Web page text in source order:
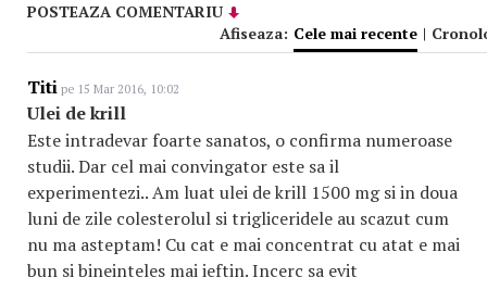
POSTEAZA COMENTARIU
Afiseaza: Cele mai recente |
Titi pe 15 Mar 2016, 10:02
Ulei de krill
Este intradevar foarte sanatos, o confirma numeroase
studii. Dar cel mai convingator este sa il
experimentezi.. Am luat ulei de krill 1500 mg si in doua
luni de zile colesterolul si trigliceridele au scazut cum
nu ma asteptam! Cu cat e mai concentrat cu atat e mai
bun si bineinteles mai ieftin. Incerc sa evit